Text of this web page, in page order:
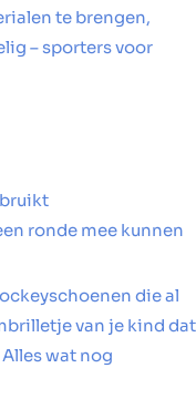
te brengen,
– sporters voor
ronde mee kunnen
die al
van je kind dat
wat nog